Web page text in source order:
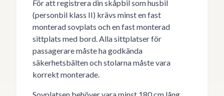
För att registrera din skåpbil som husbil
(personbil klass II) krävs minst en fast
monterad sovplats och en fast monterad
sittplats med bord. Alla sittplatser för
passagerare måste ha godkända
säkerhetsbälten och stolarna måste vara
korrekt monterade.